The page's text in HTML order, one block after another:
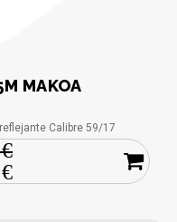
MAKOA
Calibre 59/17